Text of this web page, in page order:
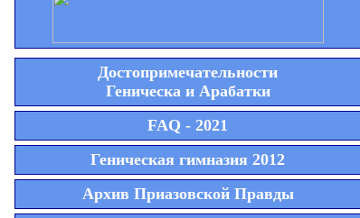
Достопримечательности
Геническа и Арабатки
FAQ - 2021
Геническая гимназия 2012
Архив Приазовской Правды